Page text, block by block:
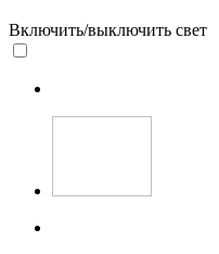
Включить/выключить свет